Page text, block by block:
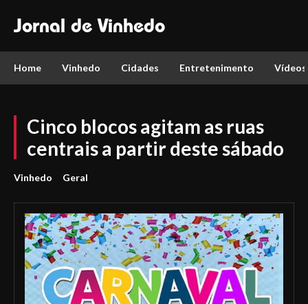
Jornal de Vinhedo
Home Vinhedo Cidades Entretenimento Vídeos
Cinco blocos agitam as ruas
centrais a partir deste sábado
Vinhedo Geral